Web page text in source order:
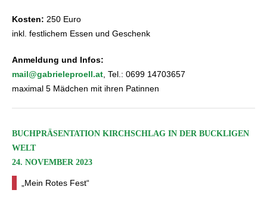
Kosten: 250 Euro
inkl. festlichem Essen und Geschenk
Anmeldung und Infos:
mail@gabrieleproell.at , Tel.: 0699 14703657
maximal 5 Mädchen mit ihren Patinnen
BUCHPRÄSENTATION KIRCHSCHLAG IN DER BUCKLIGEN
WELT
24. NOVEMBER 2023
„Mein Rotes Fest“